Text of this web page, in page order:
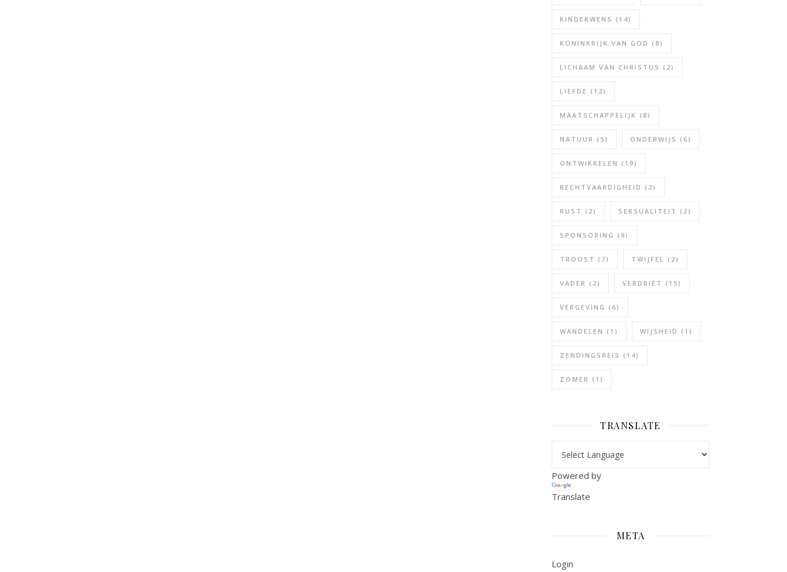
KINDERWENS (14)
KONINKRIJK VAN GOD (8)
LICHAAM VAN CHRISTUS (2)
LIEFDE (12)
MAATSCHAPPELIJK (8)
NATUUR (5) ONDERWIJS (6)
ONTWIKKELEN (19)
RECHTVAARDIGHEID (2)
RUST (2) SEKSUALITEIT (2)
SPONSORING (9)
TROOST (7) TWIJFEL (2)
VADER (2) VERDRIET (15)
VERGEVING (6)
WANDELEN (1) WIJSHEID (1)
ZENDINGSREIS (14)
ZOMER (1)
TRANSLATE
Powered by
Translate
META
Login